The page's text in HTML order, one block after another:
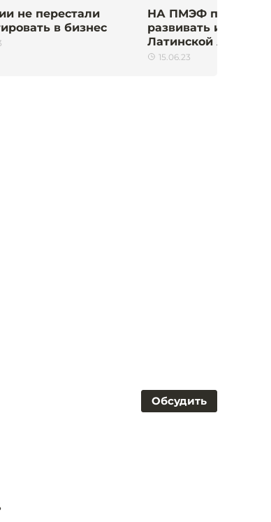
не перестали
в бизнес
НА ПМЭФ призвали
развивать импорт из
Латинской Америки
15.06.23
Обсудить